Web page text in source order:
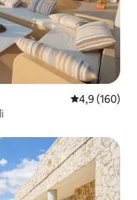
4,9 de uma
4,9 (160)